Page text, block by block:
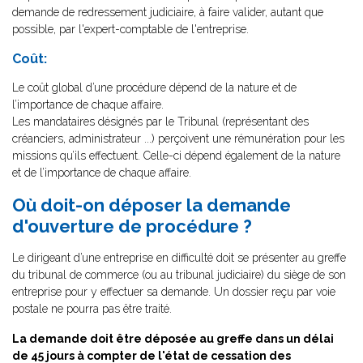
demande de redressement judiciaire, à faire valider, autant que
possible, par l'expert-comptable de l'entreprise.
Coût:
Le coût global d’une procédure dépend de la nature et de
l’importance de chaque affaire.
Les mandataires désignés par le Tribunal (représentant des
créanciers, administrateur ...) perçoivent une rémunération pour les
missions qu’ils effectuent. Celle-ci dépend également de la nature
et de l’importance de chaque affaire.
Où doit-on déposer la demande
d'ouverture de procédure ?
Le dirigeant d’une entreprise en difficulté doit se présenter au greffe
du tribunal de commerce (ou au tribunal judiciaire) du siège de son
entreprise pour y effectuer sa demande. Un dossier reçu par voie
postale ne pourra pas être traité.
La demande doit être déposée au greffe dans un délai
de 45 jours à compter de l'état de cessation des